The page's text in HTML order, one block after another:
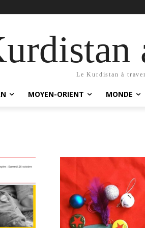
Le Kurdistan à
MOYEN-ORIENT MONDE